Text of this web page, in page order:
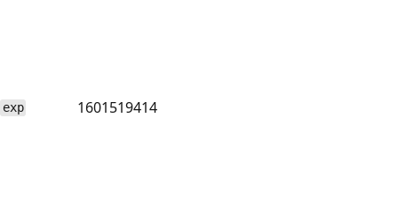
exp 1601519414